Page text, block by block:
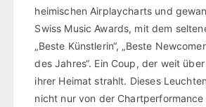
heimischen Airplaycharts und
Swiss Music Awards, mit dem
„Beste Künstlerin“, „Beste
des Jahres“. Ein Coup, der weit
ihrer Heimat strahlt. Dieses
nicht nur von der